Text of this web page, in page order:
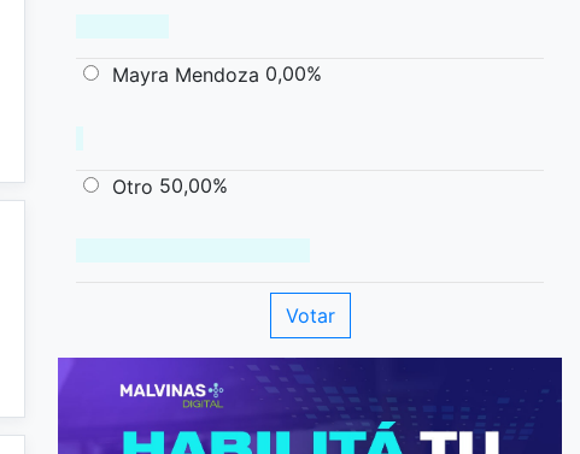
Mayra Mendoza 0,00%
Otro 50,00%